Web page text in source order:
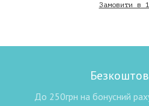
Замовити в
До 250грн на бонусний